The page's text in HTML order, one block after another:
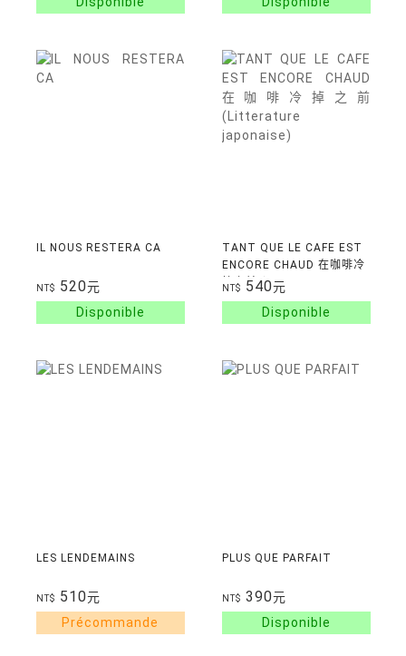
IL NOUS RESTERA CA
NT$ 520元
TANT QUE LE CAFE EST
ENCORE CHAUD 在咖啡冷
掉之前 (Litterature
japonaise)
NT$ 540元
LES LENDEMAINS
NT$ 510元
PLUS QUE PARFAIT
NT$ 390元